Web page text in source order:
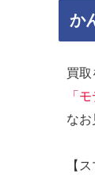
か
買
「
なお
【